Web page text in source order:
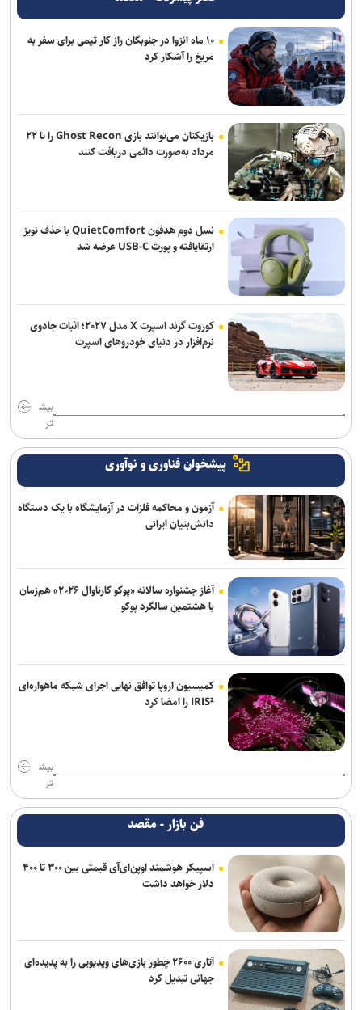
تجمعات مردمی امشب؛ تجدید میثاق با شهدای مدافع حرم و پاسداشت
شهدای اقتدار ایران
از احیای «آژانس دوستی» تا ابهام در پخش «سلمان فارسی» در سال
۱۴۰۵
از مأموریت استانی تا اجرای مدل تأمین مالی خرد زنان در خوزستان
«روشن» با اجرای علی میرمیرانی آماده پخش شد / روایت‌هایی برای
شنیدن صداهای متفاوت
آینده ملت‌ها در گرو قدرت روایت است/ خبرنگاران پیشگامان مرجعیت
فرهنگی ایران هستند
۱۰ ماه انزوا در جنوبگان راز کار تیمی برای سفر به
مریخ را آشکار کرد
بازیکنان می‌توانند بازی Ghost Recon را تا ۲۲
مرداد به‌صورت دائمی دریافت کنند
نسل دوم هدفون QuietComfort با حذف نویز
ارتقایافته و پورت USB-C عرضه شد
کوروت گرند اسپرت X مدل ۲۰۲۷؛ اثبات جادوی
نرم‌افزار در دنیای خودروهای اسپرت
بیش
تر
پیشخوان فناوری و نوآوری
آزمون و محاکمه فلزات در آزمایشگاه با یک دستگاه
دانش‌بنیان ایرانی
آغاز جشنواره سالانه «پوکو کارناوال ۲۰۲۶» هم‌زمان
با هشتمین سالگرد پوکو
کمیسیون اروپا توافق نهایی اجرای شبکه ماهواره‌ای
IRIS² را امضا کرد
بیش
تر
فن بازار - مقصد
اسپیکر هوشمند اوپن‌ای‌آی قیمتی بین ۳۰۰ تا ۴۰۰
دلار خواهد داشت
آتاری ۲۶۰۰ چطور بازی‌های ویدیویی را به پدیده‌ای
جهانی تبدیل کرد